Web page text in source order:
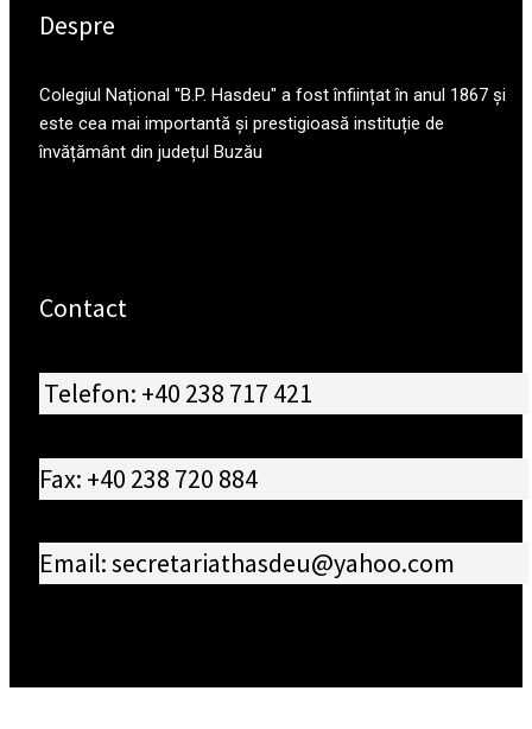
Despre
Colegiul Național "B.P. Hasdeu" a fost înființat în anul 1867 și
este cea mai importantă și prestigioasă instituție de
învățământ din județul Buzău
Contact
Telefon: +40 238 717 421
Fax: +40 238 720 884
Email: secretariathasdeu@yahoo.com